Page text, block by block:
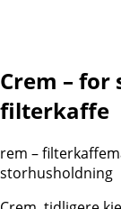
Crem – for
filterkaffe
rem –
storhusholdning